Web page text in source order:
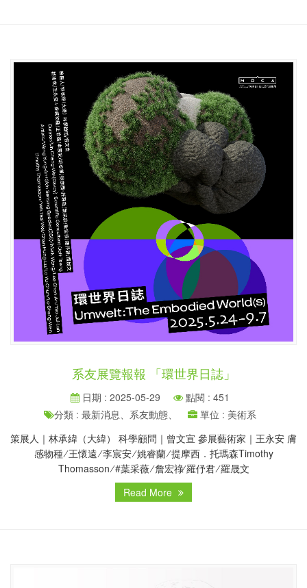
系友展覽報報 「環世界日誌」
日期 : 2025-05-29
點閱 : 451
分類 : 最新消息、系友動態、
單位 : 美術系
策展人｜林承緯（大緯） 科學顧問｜曾文宣 參展藝術家｜王永安 膚
感物種 ∕ 王懷遠 ∕ 李宸安 ∕ 姚睿蘭 ∕ 提摩西．托瑪森Timothy
Thomasson ∕ #葉采薇 ∕ 詹宏祿∕ 羅伃君 ∕ 羅晟文
Read More